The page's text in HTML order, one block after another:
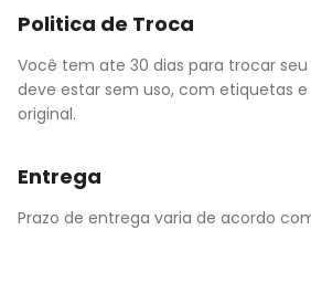
Politica de Troca
Você tem ate 30 dias para trocar
deve estar sem uso, com etiquetas
original.
Entrega
Prazo de entrega varia de acordo